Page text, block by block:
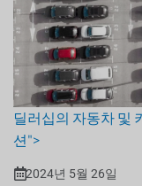
딜러십의 자동차 및
션">
2024년 5월 26일